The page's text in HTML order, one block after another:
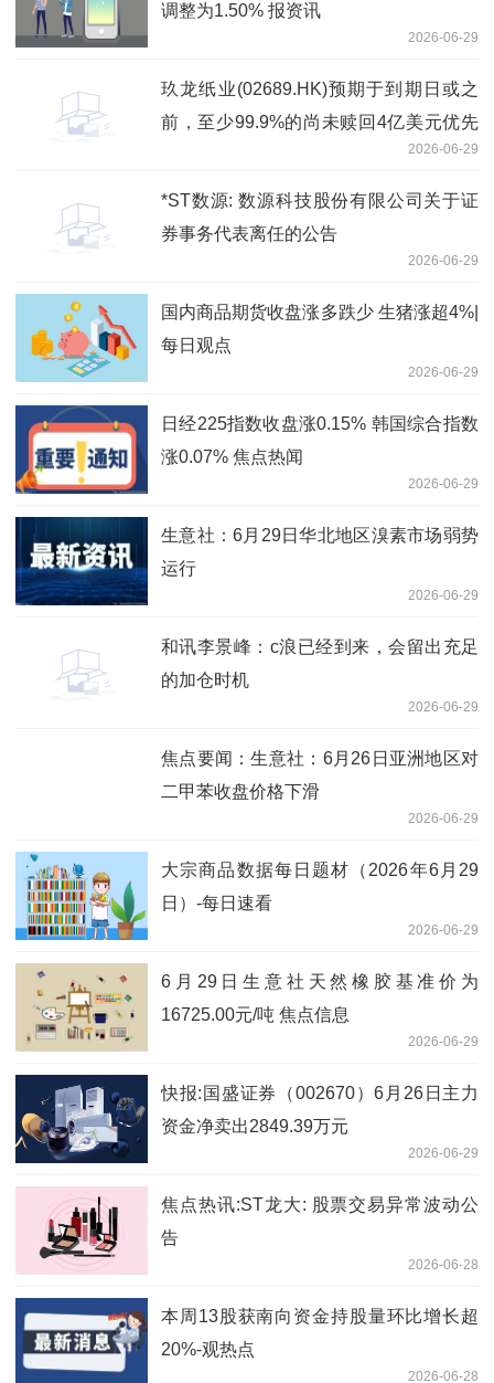
调整为1.50% 报资讯
2026-06-29
玖龙纸业(02689.HK)预期于到期日或之
前，至少99.9%的尚未赎回4亿美元优先
永续资本证券总额将获有效交回-资讯
2026-06-29
*ST数源: 数源科技股份有限公司关于证
券事务代表离任的公告
2026-06-29
国内商品期货收盘涨多跌少 生猪涨超4%|
每日观点
2026-06-29
日经225指数收盘涨0.15% 韩国综合指数
涨0.07% 焦点热闻
2026-06-29
生意社：6月29日华北地区溴素市场弱势
运行
2026-06-29
和讯李景峰：c浪已经到来，会留出充足
的加仓时机
2026-06-29
焦点要闻：生意社：6月26日亚洲地区对
二甲苯收盘价格下滑
2026-06-29
大宗商品数据每日题材（2026年6月29
日）​-每日速看
2026-06-29
6月29日生意社天然橡胶基准价为
16725.00元/吨 焦点信息
2026-06-29
快报:国盛证券（002670）6月26日主力
资金净卖出2849.39万元
2026-06-29
焦点热讯:ST龙大: 股票交易异常波动公
告
2026-06-28
本周13股获南向资金持股量环比增长超
20%-观热点
2026-06-28